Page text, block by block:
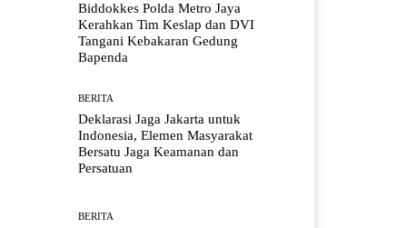
Biddokkes Polda Metro Jaya
Kerahkan Tim Keslap dan DVI
Tangani Kebakaran Gedung
Bapenda
BERITA
Deklarasi Jaga Jakarta untuk
Indonesia, Elemen Masyarakat
Bersatu Jaga Keamanan dan
Persatuan
BERITA